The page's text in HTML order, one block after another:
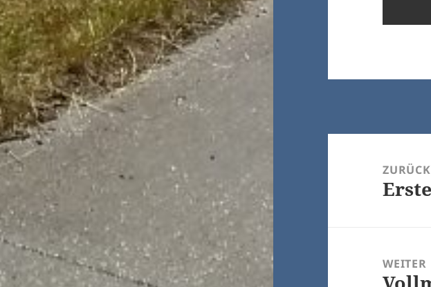
NavigationZURÜCK
WEITER